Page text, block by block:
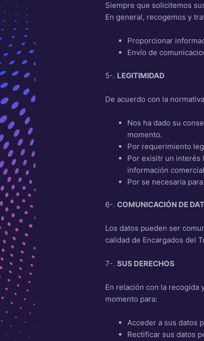
Siempre que solicitemos
En general, recogemos y
Proporcionar
Envío de
5-. LEGITIMIDAD
De acuerdo con la
Nos ha dado su
momento.
Por requerimiento
Por exisitr un interés
información
Por se necesaria
6-.COMUNICACIÓN DE
Los datos pueden ser
calidad de Encargados del
7-.SUS DERECHOS
En relación con la
momento para:
Acceder a sus datos
Rectificar sus datos